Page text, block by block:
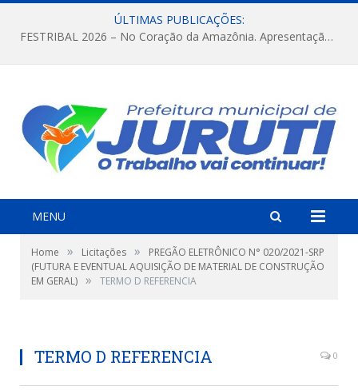
ÚLTIMAS PUBLICAÇÕES:
FESTRIBAL 2026 – No Coração da Amazônia. Apresentação da Munduruku.
MENU
Home » Licitações »
PREGÃO ELETRÔNICO N° 020/2021-SRP
(FUTURA E EVENTUAL AQUISIÇÃO DE MATERIAL DE CONSTRUÇÃO
EM GERAL) » TERMO D REFERENCIA
TERMO D REFERENCIA 0